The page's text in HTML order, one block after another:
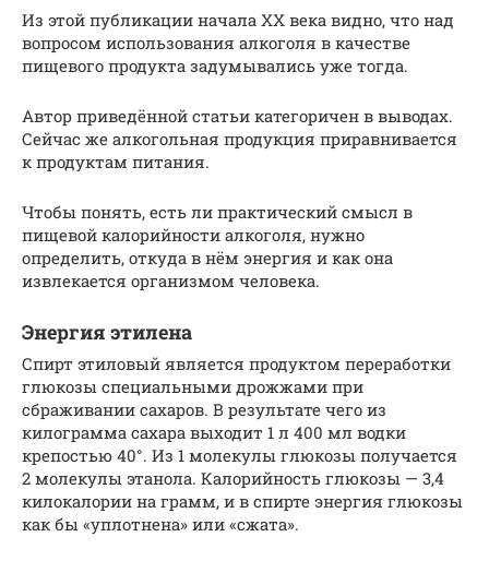
Из этой публикации начала ХХ века видно, что над
вопросом использования алкоголя в качестве
пищевого продукта задумывались уже тогда.
Автор приведённой статьи категоричен в выводах.
Сейчас же алкогольная продукция приравнивается
к продуктам питания.
Чтобы понять, есть ли практический смысл в
пищевой калорийности алкоголя, нужно
определить, откуда в нём энергия и как она
извлекается организмом человека.
Энергия этилена
Спирт этиловый является продуктом переработки
глюкозы специальными дрожжами при
сбраживании сахаров. В результате чего из
килограмма сахара выходит 1 л 400 мл водки
крепостью 40°. Из 1 молекулы глюкозы получается
2 молекулы этанола. Калорийность глюкозы — 3,4
килокалории на грамм, и в спирте энергия глюкозы
как бы «уплотнена» или «сжата».